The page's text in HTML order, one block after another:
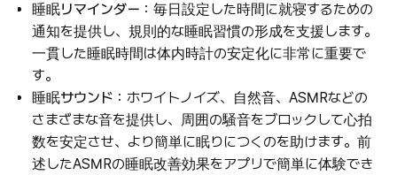
睡眠リマインダー ：毎日設定した時間に就寝するための
通知を提供し、規則的な睡眠習慣の形成を支援します。
一貫した睡眠時間は体内時計の安定化に非常に重要で
す。
睡眠サウンド ：ホワイトノイズ、自然音、ASMRなどの
さまざまな音を提供し、周囲の騒音をブロックして心拍
数を安定させ、より簡単に眠りにつくのを助けます。前
述したASMRの睡眠改善効果をアプリで簡単に体験でき